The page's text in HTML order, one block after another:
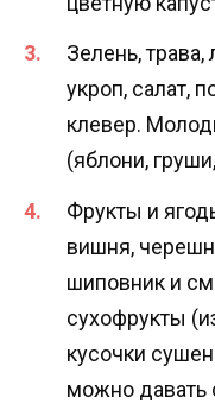
Зелень,
укроп, салат,
клевер.
(яблони,
Фрукты и
вишня,
шиповник и
сухофрукты
кусочки
можно давать